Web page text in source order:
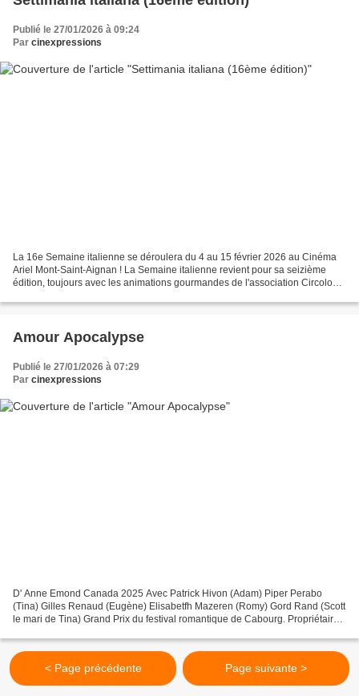
Publié le 27/01/2026 à 09:24
Par cinexpressions
La 16e Semaine italienne se déroulera du 4 au 15 février 2026 au Cinéma
Ariel Mont-Saint-Aignan ! La Semaine italienne revient pour sa seizième
édition, toujours avec les animations gourmandes de l'association Circolo
Amour Apocalypse
Publié le 27/01/2026 à 07:29
Par cinexpressions
D' Anne Emond Canada 2025 Avec Patrick Hivon (Adam) Piper Perabo
(Tina) Gilles Renaud (Eugène) Elisabetfh Mazeren (Romy) Gord Rand (Scott
le mari de Tina) Grand Prix du festival romantique de Cabourg. Propriétaire
< Page précédente Page suivante >